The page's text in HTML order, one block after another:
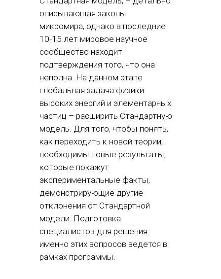
описывающая законы
микромира, однако в последние
10-15 лет мировое научное
сообщество находит
подтверждения того, что она
неполна. На данном этапе
глобальная задача физики
высоких энергий и элементарных
частиц – расширить Стандартную
модель. Для того, чтобы понять,
как переходить к новой теории,
необходимы новые результаты,
которые покажут
экспериментальные факты,
демонстрирующие другие
отклонения от Стандартной
модели. Подготовка
специалистов для решения
именно этих вопросов ведется в
рамках программы.